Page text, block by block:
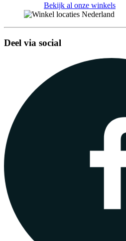
Bekijk al onze winkels
Deel via social